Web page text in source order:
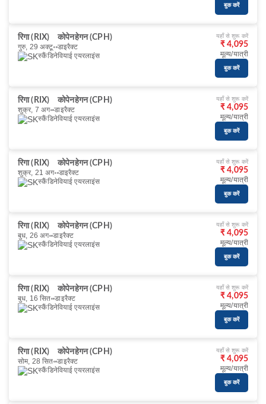
बुक करें
रिगा (RIX)
कोपेनहेगन (CPH)
गुरु, 29 अक्टू॰ डाइरैक्ट
स्कैंडिनेवियाई एयरलाइंस
यहाँ से शुरू करें
₹ 4,095
मूल्य/यात्री
बुक करें
रिगा (RIX)
कोपेनहेगन (CPH)
शुक्र, 7 अग॰ डाइरैक्ट
स्कैंडिनेवियाई एयरलाइंस
यहाँ से शुरू करें
₹ 4,095
मूल्य/यात्री
बुक करें
रिगा (RIX)
कोपेनहेगन (CPH)
शुक्र, 21 अग॰ डाइरैक्ट
स्कैंडिनेवियाई एयरलाइंस
यहाँ से शुरू करें
₹ 4,095
मूल्य/यात्री
बुक करें
रिगा (RIX)
कोपेनहेगन (CPH)
बुध, 26 अग॰ डाइरैक्ट
स्कैंडिनेवियाई एयरलाइंस
यहाँ से शुरू करें
₹ 4,095
मूल्य/यात्री
बुक करें
रिगा (RIX)
कोपेनहेगन (CPH)
बुध, 16 सित॰ डाइरैक्ट
स्कैंडिनेवियाई एयरलाइंस
यहाँ से शुरू करें
₹ 4,095
मूल्य/यात्री
बुक करें
रिगा (RIX)
कोपेनहेगन (CPH)
सोम, 28 सित॰ डाइरैक्ट
स्कैंडिनेवियाई एयरलाइंस
यहाँ से शुरू करें
₹ 4,095
मूल्य/यात्री
बुक करें